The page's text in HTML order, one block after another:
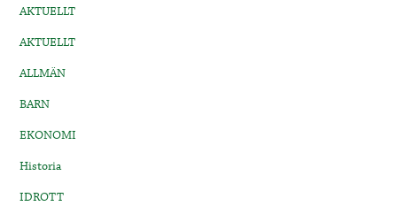
AKTUELLT
AKTUELLT
ALLMÄN
BARN
EKONOMI
Historia
IDROTT